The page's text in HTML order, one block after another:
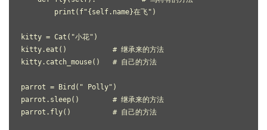
        print(f"{self.name}在飞")
kitty = Cat("小花")
kitty.eat()           # 继承来的方法
kitty.catch_mouse()   # 自己的方法
parrot = Bird(" Polly")
parrot.sleep()        # 继承来的方法
parrot.fly()          # 自己的方法